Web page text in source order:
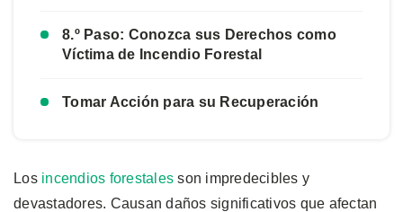
8.º Paso: Conozca sus Derechos como
Víctima de Incendio Forestal
Tomar Acción para su Recuperación
Los incendios forestales son impredecibles y
devastadores. Causan daños significativos que afectan